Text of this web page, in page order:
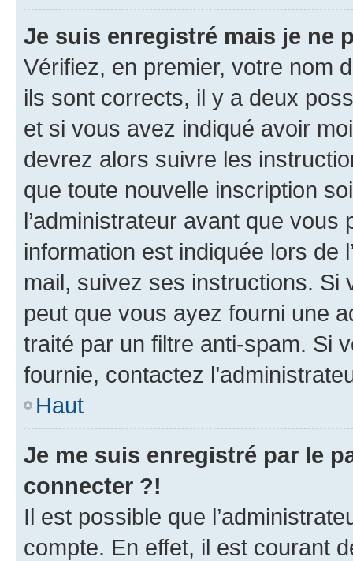
Je suis enregistré mais je ne
Vérifiez, en premier, votre nom
ils sont corrects, il y a deux
et si vous avez indiqué avoir
devrez alors suivre les
que toute nouvelle inscription
l’administrateur avant que
information est indiquée lors de
mail, suivez ses instructions. Si
peut que vous ayez fourni une
traité par un filtre anti-spam. Si
fournie, contactez
Haut
Je me suis enregistré par le
connecter ?!
Il est possible que
compte. En effet, il est courant